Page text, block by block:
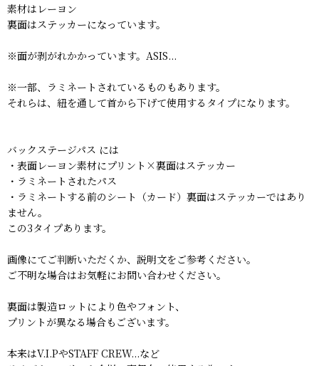
素材はレーヨン
裏面はステッカーになっています。
※面が剥がれかかっています。ASIS...
※一部、ラミネートされているものもあります。
それらは、紐を通して首から下げて使用するタイプになります。
バックステージパス には
・表面レーヨン素材にプリント×裏面はステッカー
・ラミネートされたパス
・ラミネートする前のシート（カード）裏面はステッカーではあり
ません。
この3タイプあります。
画像にてご判断いただくか、説明文をご参考ください。
ご不明な場合はお気軽にお問い合わせください。
裏面は製造ロットにより色やフォント、
プリントが異なる場合もございます。
本来はV.I.PやSTAFF CREW...など